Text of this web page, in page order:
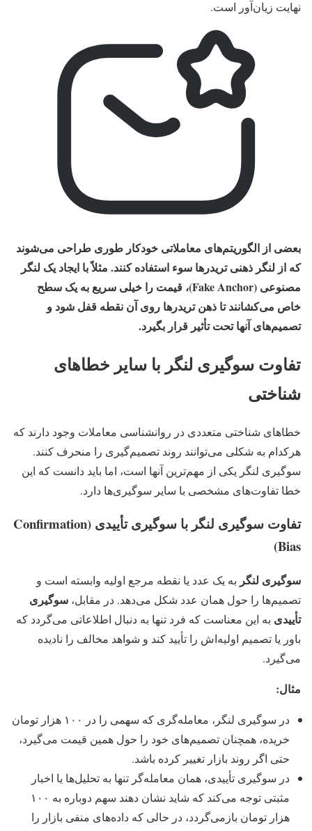
نهایت زیان‌آور است.
بعضی از الگوریتم‌های معاملاتی خودکار طوری طراحی می‌شوند
که از لنگر ذهنی تریدرها سوء استفاده کنند. مثلاً با ایجاد یک لنگر
مصنوعی (Fake Anchor)، قیمت را خیلی سریع به یک سطح
خاص می‌کشانند تا ذهن تریدرها روی آن نقطه قفل شود و
تصمیم‌های آنها تحت تأثیر قرار بگیرد.
تفاوت سوگیری لنگر با سایر خطاهای
شناختی
خطاهای شناختی متعددی در روانشناسی معاملات وجود دارند که
هرکدام به شکلی می‌توانند روند تصمیم‌گیری را منحرف کنند.
سوگیری لنگر یکی از مهم‌ترین آنها است، اما باید دانست که این
خطا تفاوت‌های مشخصی با سایر سوگیری‌ها دارد.
تفاوت سوگیری لنگر با سوگیری تأییدی (Confirmation
Bias)
سوگیری لنگر به یک عدد یا نقطه مرجع اولیه وابسته است و
تصمیم‌ها را حول همان عدد شکل می‌دهد. در مقابل، سوگیری
تأییدی به این معناست که فرد تنها به دنبال اطلاعاتی می‌گردد که
باور یا تصمیم اولیه‌اش را تأیید کند و شواهد مخالف را نادیده
می‌گیرد.
مثال:
در سوگیری لنگر، معامله‌گری که سهمی را در ۱۰۰ هزار تومان
خریده، همچنان تصمیم‌های خود را حول همین قیمت می‌گیرد،
حتی اگر روند بازار تغییر کرده باشد.
در سوگیری تأییدی، همان معامله‌گر تنها به تحلیل‌ها یا اخبار
مثبتی توجه می‌کند که شاید نشان دهند سهم دوباره به ۱۰۰
هزار تومان بازمی‌گردد، در حالی که داده‌های منفی بازار را